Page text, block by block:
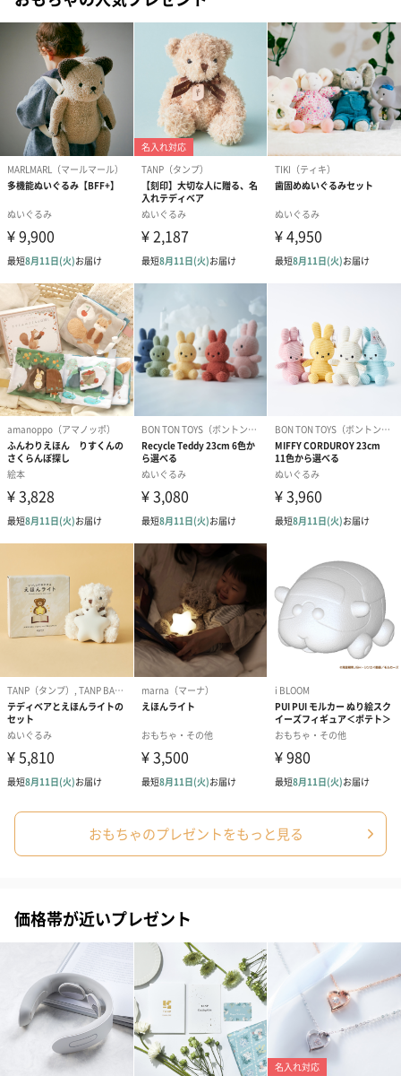
（2,310円） （1,650円）
生花
生花のブーケを同梱します。
※9-15時にご注文いただく場合、最短のお届け可能日が通常より
も1日遅くなります。
シーズンブーケ（ひま
わり）（1,880円）
ブーケ（ホワイトグリ
ーン）（1,650円）
ブーケ（ピン
（1,650円）
ドライフラワー・プリザーブドフラワー
自然のお花で作ったドライフラワー・プリザーブドフラワーを同
梱します。
一部花材が写真と異なる場合がございます。予めご了承くださ
い。パッケージに入れてお届けします。
プリザーブドフラワー
ブーケ（ピンク）
（2,580円）
プリザーブドフラワー
（2,580円）
アミュレット
ク）（1,500円
ぬいぐるみ
愛らしいぬいぐるみを同梱してお届けします。
誕生日・記念日・出産祝いなどのシーンにおすすめです。
フラワーテディベア
（2,390円）
テディベア（バニラ）
（1,760円）
テディベア（
ル）（1,760円
おもちゃのプレゼントをもっと見る
価格帯が近いプレゼント